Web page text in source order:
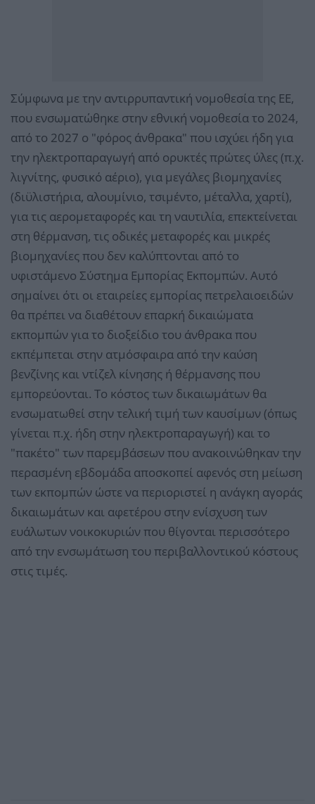
Σύμφωνα με την αντιρρυπαντική νομοθεσία της ΕΕ,
που ενσωματώθηκε στην εθνική νομοθεσία το 2024,
από το 2027 ο "φόρος άνθρακα" που ισχύει ήδη για
την ηλεκτροπαραγωγή από ορυκτές πρώτες ύλες (π.χ.
λιγνίτης, φυσικό αέριο), για μεγάλες βιομηχανίες
(διϋλιστήρια, αλουμίνιο, τσιμέντο, μέταλλα, χαρτί),
για τις αερομεταφορές και τη ναυτιλία, επεκτείνεται
στη θέρμανση, τις οδικές μεταφορές και μικρές
βιομηχανίες που δεν καλύπτονται από το
υφιστάμενο Σύστημα Εμπορίας Εκπομπών. Αυτό
σημαίνει ότι οι εταιρείες εμπορίας πετρελαιοειδών
θα πρέπει να διαθέτουν επαρκή δικαιώματα
εκπομπών για το διοξείδιο του άνθρακα που
εκπέμπεται στην ατμόσφαιρα από την καύση
βενζίνης και ντίζελ κίνησης ή θέρμανσης που
εμπορεύονται. Το κόστος των δικαιωμάτων θα
ενσωματωθεί στην τελική τιμή των καυσίμων (όπως
γίνεται π.χ. ήδη στην ηλεκτροπαραγωγή) και το
"πακέτο" των παρεμβάσεων που ανακοινώθηκαν την
περασμένη εβδομάδα αποσκοπεί αφενός στη μείωση
των εκπομπών ώστε να περιοριστεί η ανάγκη αγοράς
δικαιωμάτων και αφετέρου στην ενίσχυση των
ευάλωτων νοικοκυριών που θίγονται περισσότερο
από την ενσωμάτωση του περιβαλλοντικού κόστους
στις τιμές.